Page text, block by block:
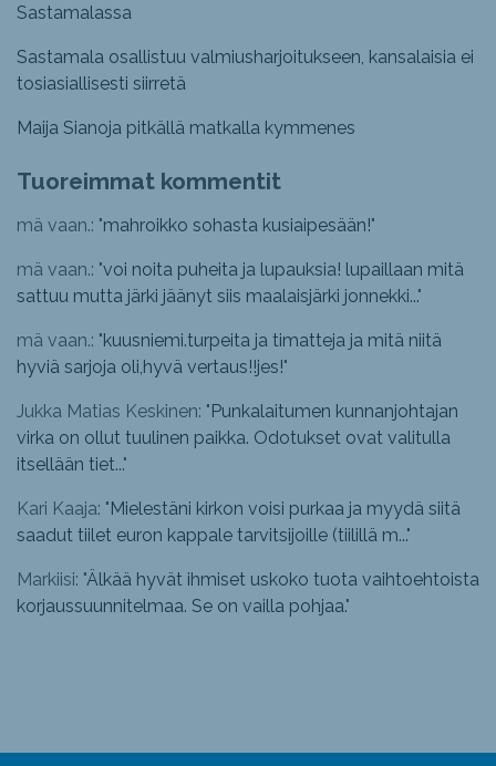
Sastamalassa
Sastamala osallistuu valmiusharjoitukseen, kansalaisia ei
tosiasiallisesti siirretä
Maija Sianoja pitkällä matkalla kymmenes
Tuoreimmat kommentit
mä vaan.: "mahroikko sohasta kusiaipesään!"
mä vaan.: "voi noita puheita ja lupauksia! lupaillaan mitä
sattuu mutta järki jäänyt siis maalaisjärki jonnekki..."
mä vaan.: "kuusniemi.turpeita ja timatteja ja mitä niitä
hyviä sarjoja oli,hyvä vertaus!!jes!"
Jukka Matias Keskinen: " Punkalaitumen kunnanjohtajan
virka on ollut tuulinen paikka. Odotukset ovat valitulla
itsellään tiet..."
Kari Kaaja: " Mielestäni kirkon voisi purkaa ja myydä siitä
saadut tiilet euron kappale tarvitsijoille (tiilillä m..."
Markiisi: "Älkää hyvät ihmiset uskoko tuota vaihtoehtoista
korjaussuunnitelmaa. Se on vailla pohjaa."